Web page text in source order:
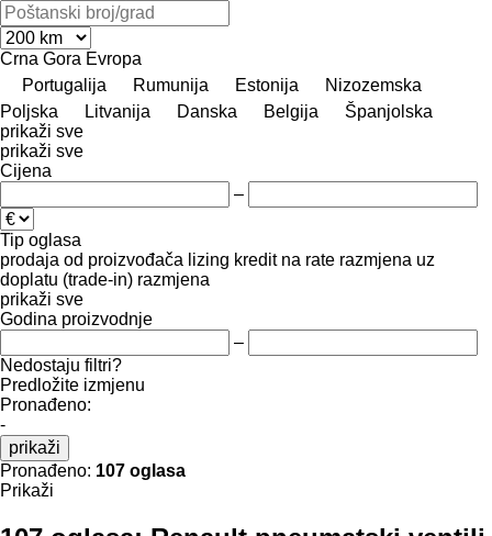
Crna Gora Evropa
Portugalija
Rumunija Estonija
Nizozemska
Poljska
Litvanija Danska Belgija
Španjolska
prikaži sve
prikaži sve
Cijena
–
Tip oglasa
prodaja od proizvođača lizing kredit na rate razmjena uz
doplatu (trade-in) razmjena
prikaži sve
Godina proizvodnje
–
Nedostaju filtri?
Predložite izmjenu
Pronađeno:
-
prikaži
Pronađeno: 107 oglasa
Prikaži